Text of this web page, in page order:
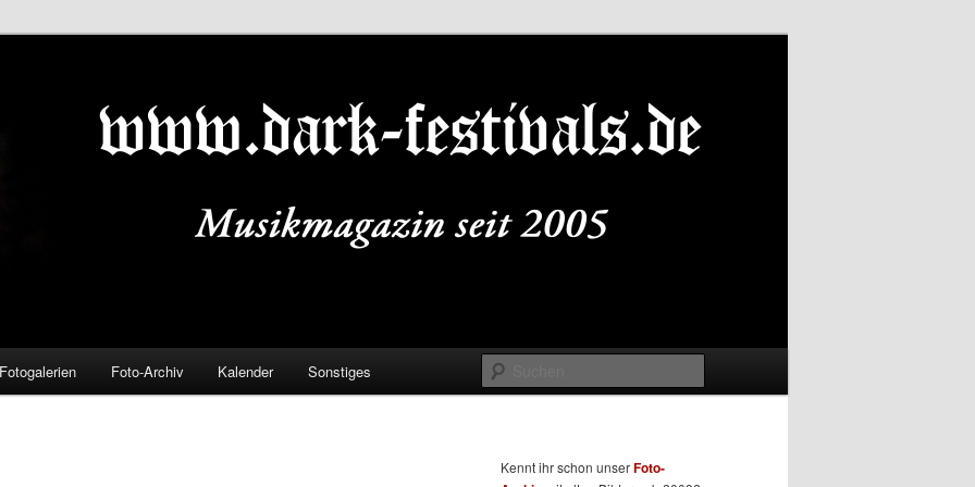
Fotogalerien Foto-Archiv Kalender Sonstiges
Kennt ihr schon unserFoto-